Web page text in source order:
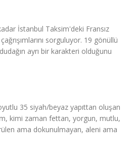
İstanbul Taksim'deki Fransız
sorguluyor. 19 gönüllü
ayrı bir karakteri olduğunu
35 siyah/beyaz yapıttan oluşan
kimi zaman fettan, yorgun, mutlu,
ama dokunulmayan, aleni ama